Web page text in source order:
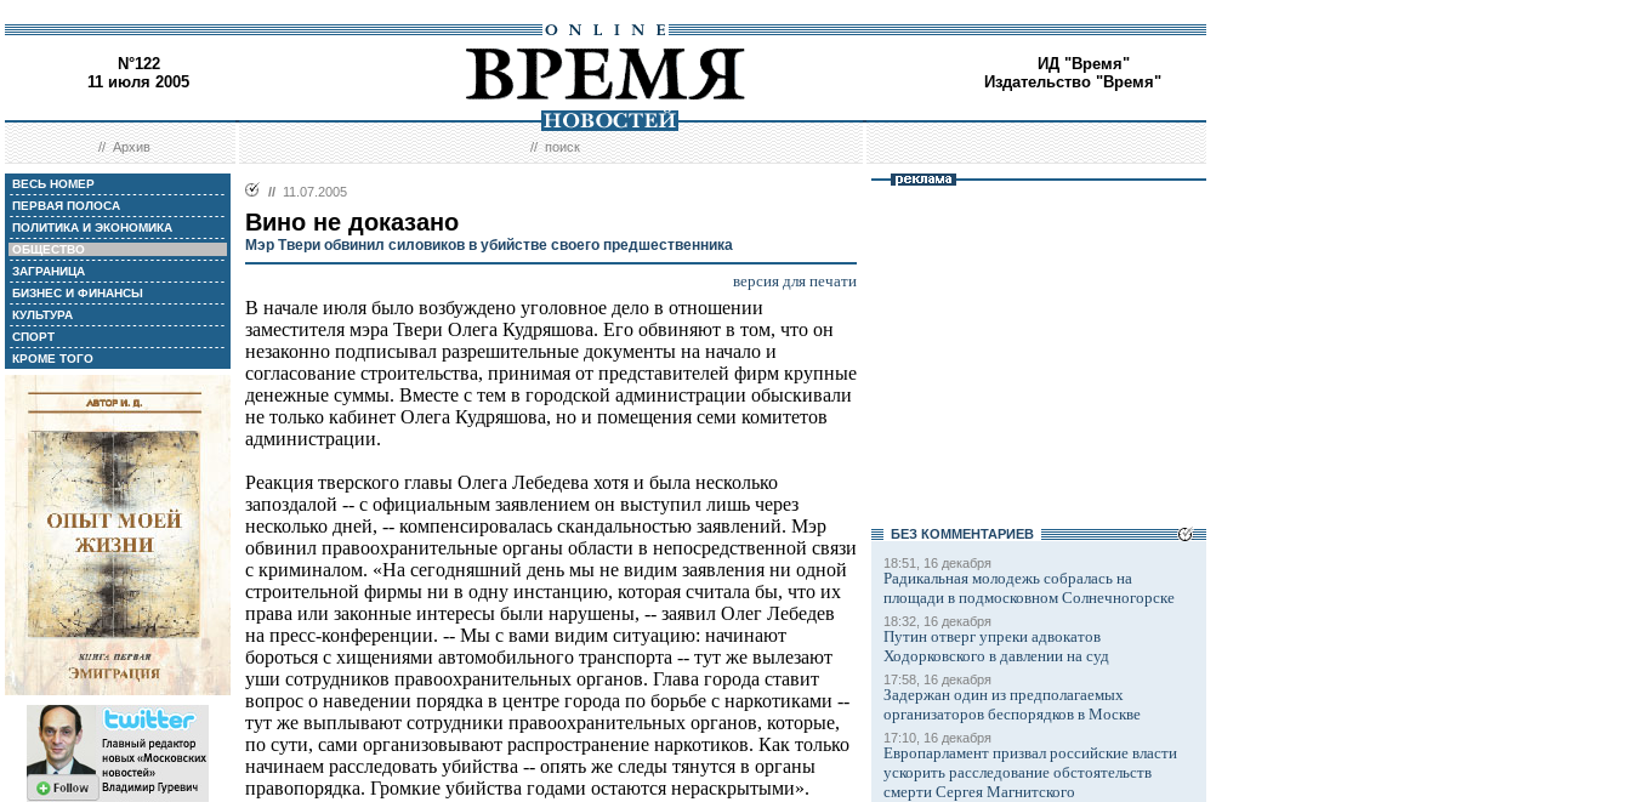
N°122
11 июля 2005
ИД "Время"
Издательство "Время"
//Архив //поиск
ВЕСЬ НОМЕР
ПЕРВАЯ ПОЛОСА
ПОЛИТИКА И ЭКОНОМИКА
ОБЩЕСТВО
ЗАГРАНИЦА
БИЗНЕС И ФИНАНСЫ
КУЛЬТУРА
СПОРТ
КРОМЕ ТОГО
// 11.07.2005
Вино не доказано
Мэр Твери обвинил силовиков в убийстве своего предшественника
версия для печати
В начале июля было возбуждено уголовное дело в отношении
заместителя мэра Твери Олега Кудряшова. Его обвиняют в том, что он
незаконно подписывал разрешительные документы на начало и
согласование строительства, принимая от представителей фирм крупные
денежные суммы. Вместе с тем в городской администрации обыскивали
не только кабинет Олега Кудряшова, но и помещения семи комитетов
администрации.
Реакция тверского главы Олега Лебедева хотя и была несколько
запоздалой -- с официальным заявлением он выступил лишь через
несколько дней, -- компенсировалась скандальностью заявлений. Мэр
обвинил правоохранительные органы области в непосредственной связи
с криминалом. «На сегодняшний день мы не видим заявления ни одной
строительной фирмы ни в одну инстанцию, которая считала бы, что их
права или законные интересы были нарушены, -- заявил Олег Лебедев
на пресс-конференции. -- Мы с вами видим ситуацию: начинают
бороться с хищениями автомобильного транспорта -- тут же вылезают
уши сотрудников правоохранительных органов. Глава города ставит
вопрос о наведении порядка в центре города по борьбе с наркотиками --
тут же выплывают сотрудники правоохранительных органов, которые,
по сути, сами организовывают распространение наркотиков. Как только
начинаем расследовать убийства -- опять же следы тянутся в органы
правопорядка. Громкие убийства годами остаются нераскрытыми».
БЕЗ КОМMЕНТАРИЕВ
18:51, 16 декабря
Радикальная молодежь собралась на
площади в подмосковном Солнечногорске
18:32, 16 декабря
Путин отверг упреки адвокатов
Ходорковского в давлении на суд
17:58, 16 декабря
Задержан один из предполагаемых
организаторов беспорядков в Москве
17:10, 16 декабря
Европарламент призвал российские власти
ускорить расследование обстоятельств
смерти Сергея Магнитского